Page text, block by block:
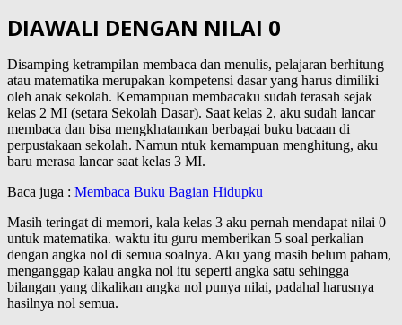
DIAWALI DENGAN NILAI 0
Disamping ketrampilan membaca dan menulis, pelajaran berhitung
atau matematika merupakan kompetensi dasar yang harus dimiliki
oleh anak sekolah. Kemampuan membacaku sudah terasah sejak
kelas 2 MI (setara Sekolah Dasar). Saat kelas 2, aku sudah lancar
membaca dan bisa mengkhatamkan berbagai buku bacaan di
perpustakaan sekolah. Namun ntuk kemampuan menghitung, aku
baru merasa lancar saat kelas 3 MI.
Baca juga : Membaca Buku Bagian Hidupku
Masih teringat di memori, kala kelas 3 aku pernah mendapat nilai 0
untuk matematika. waktu itu guru memberikan 5 soal perkalian
dengan angka nol di semua soalnya. Aku yang masih belum paham,
menganggap kalau angka nol itu seperti angka satu sehingga
bilangan yang dikalikan angka nol punya nilai, padahal harusnya
hasilnya nol semua.